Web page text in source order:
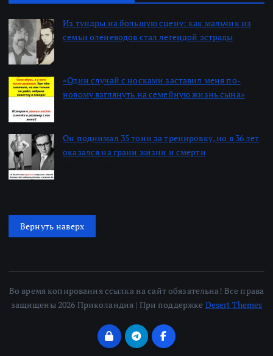
Из тундры на большую сцену: как мальчик из
семьи оленеводов стал легендой эстрады
«Один случай с носками заставил меня по-
новому взглянуть на семейную жизнь сына»
Он поднимал 35 тонн за тренировку, но в 36 лет
оказался на грани жизни и смерти
Вернуть наверх
Во время копирования ссылка на сайт обязательна! Все права
защищены 2026 Приколандия | При поддержке Desert Themes